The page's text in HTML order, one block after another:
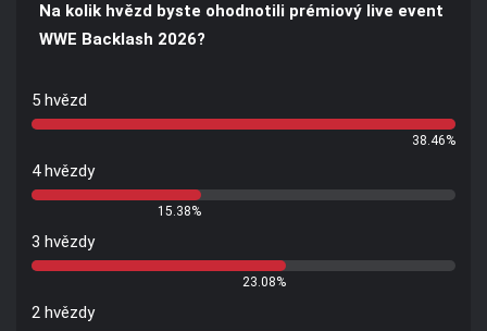
Na kolik hvězd byste ohodnotili prémiový live event
WWE Backlash 2026?
5 hvězd
38.46%
4 hvězdy
15.38%
3 hvězdy
23.08%
2 hvězdy